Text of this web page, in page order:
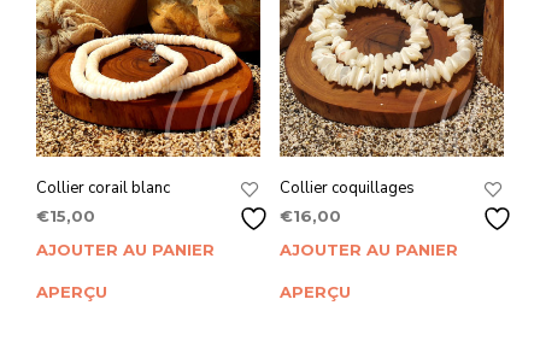
Collier corail blanc
€15,00
AJOUTER AU PANIER
APERÇU
Collier coquillages
€16,00
AJOUTER AU PANIER
APERÇU